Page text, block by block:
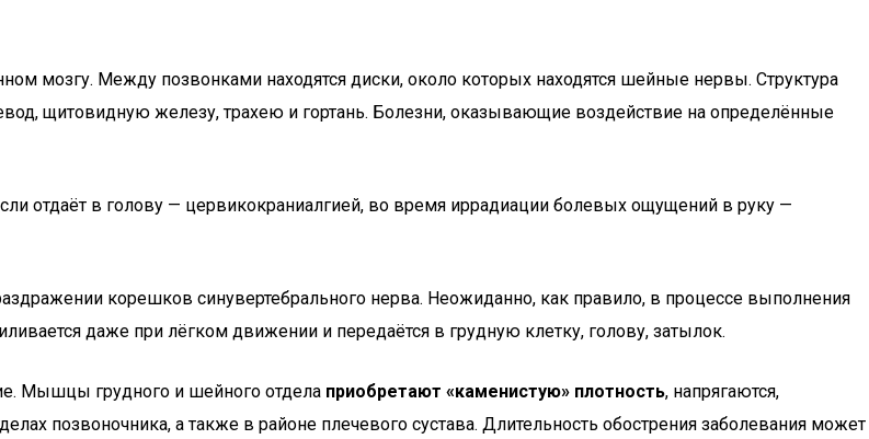
мозгу. Между позвонками находятся диски, около которых находятся шейные нервы. Структура
щитовидную железу, трахею и гортань. Болезни, оказывающие воздействие на определённые
отдаёт в голову — цервикокраниалгией, во время иррадиации болевых ощущений в руку —
корешков синувертебрального нерва. Неожиданно, как правило, в процессе выполнения
даже при лёгком движении и передаётся в грудную клетку, голову, затылок.
Мышцы грудного и шейного отдела приобретают «каменистую» плотность, напрягаются,
позвоночника, а также в районе плечевого сустава. Длительность обострения заболевания может